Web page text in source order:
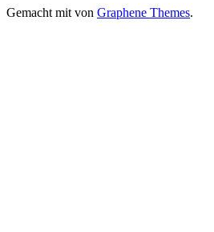
Gemacht mit von Graphene Themes.